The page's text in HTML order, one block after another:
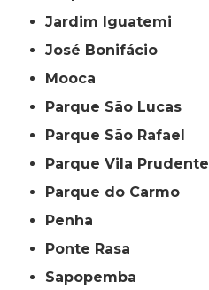
Jardim Iguatemi
José Bonifácio
Mooca
Parque São Lucas
Parque São Rafael
Parque Vila Prudente
Parque do Carmo
Penha
Ponte Rasa
Sapopemba